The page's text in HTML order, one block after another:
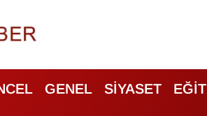
GENEL SİYASET